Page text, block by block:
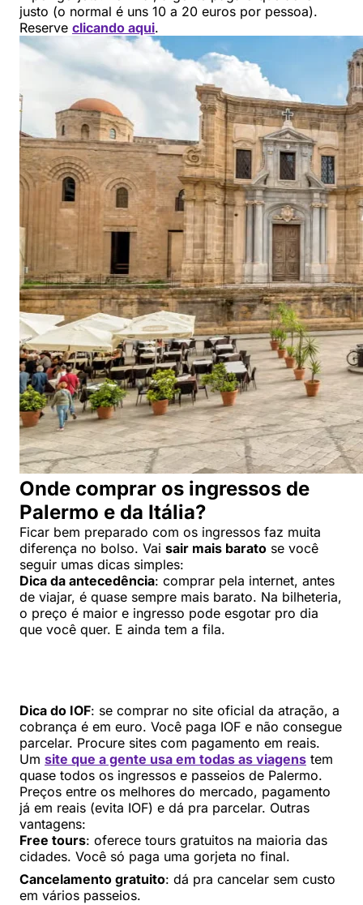
justo (o normal é uns 10 a 20 euros por pessoa).
Reserve clicando aqui.
Onde comprar os ingressos de
Palermo e da Itália?
Ficar bem preparado com os ingressos faz muita
diferença no bolso. Vai sair mais barato se você
seguir umas dicas simples:
Dica da antecedência: comprar pela internet, antes
de viajar, é quase sempre mais barato. Na bilheteria,
o preço é maior e ingresso pode esgotar pro dia
que você quer. E ainda tem a fila.
Dica do IOF: se comprar no site oficial da atração, a
cobrança é em euro. Você paga IOF e não consegue
parcelar. Procure sites com pagamento em reais.
Um site que a gente usa em todas as viagens tem
quase todos os ingressos e passeios de Palermo.
Preços entre os melhores do mercado, pagamento
já em reais (evita IOF) e dá pra parcelar. Outras
vantagens:
Free tours: oferece tours gratuitos na maioria das
cidades. Você só paga uma gorjeta no final.
Cancelamento gratuito: dá pra cancelar sem custo
em vários passeios.